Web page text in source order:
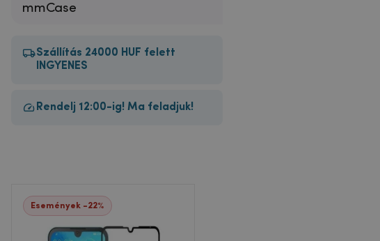
mmCase
Szállítás 24000 HUF felett
INGYENES
Rendelj 12:00-ig! Ma feladjuk!
Események -22%